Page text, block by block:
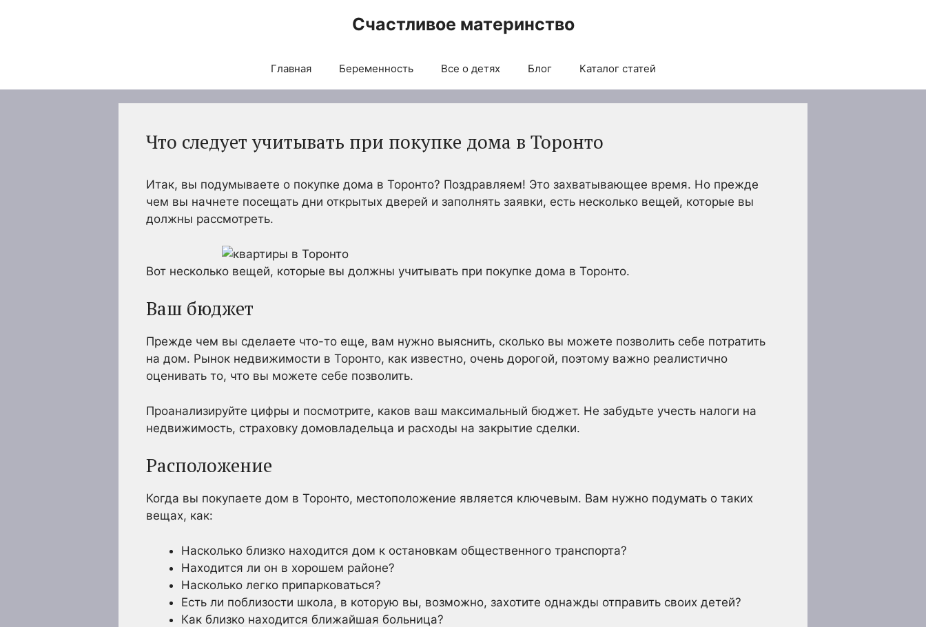
Счастливое материнство
Главная Беременность Все о детях Блог Каталог статей
Что следует учитывать при покупке дома в Торонто
Итак, вы подумываете о покупке дома в Торонто? Поздравляем! Это захватывающее время. Но прежде
чем вы начнете посещать дни открытых дверей и заполнять заявки, есть несколько вещей, которые вы
должны рассмотреть.
Вот несколько вещей, которые вы должны учитывать при покупке дома в Торонто.
Ваш бюджет
Прежде чем вы сделаете что-то еще, вам нужно выяснить, сколько вы можете позволить себе потратить
на дом. Рынок недвижимости в Торонто, как известно, очень дорогой, поэтому важно реалистично
оценивать то, что вы можете себе позволить.
Проанализируйте цифры и посмотрите, каков ваш максимальный бюджет. Не забудьте учесть налоги на
недвижимость, страховку домовладельца и расходы на закрытие сделки.
Расположение
Когда вы покупаете дом в Торонто, местоположение является ключевым. Вам нужно подумать о таких
вещах, как:
Насколько близко находится дом к остановкам общественного транспорта?
Находится ли он в хорошем районе?
Насколько легко припарковаться?
Есть ли поблизости школа, в которую вы, возможно, захотите однажды отправить своих детей?
Как близко находится ближайшая больница?